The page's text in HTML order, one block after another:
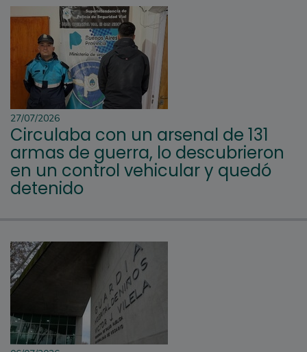
27/07/2026
Circulaba con un arsenal de 131
armas de guerra, lo descubrieron
en un control vehicular y quedó
detenido